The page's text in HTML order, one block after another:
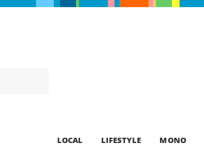
LOCAL LIFESTYLE MONO